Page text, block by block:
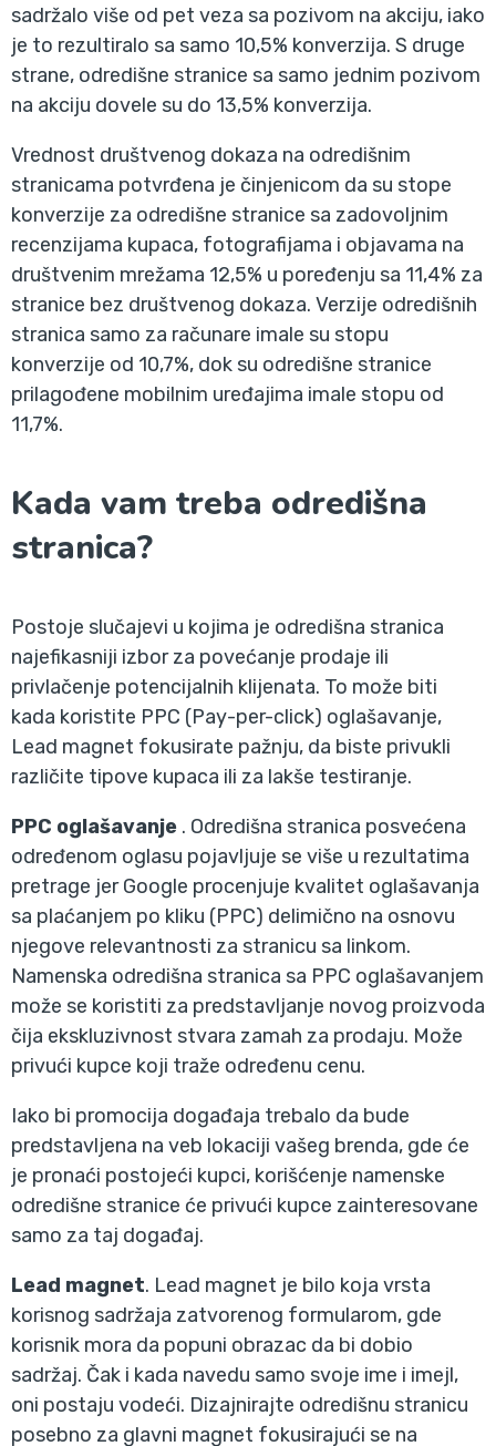
sadržalo više od pet veza sa pozivom na akciju, iako
je to rezultiralo sa samo 10,5% konverzija. S druge
strane, odredišne stranice sa samo jednim pozivom
na akciju dovele su do 13,5% konverzija.
Vrednost društvenog dokaza na odredišnim
stranicama potvrđena je činjenicom da su stope
konverzije za odredišne stranice sa zadovoljnim
recenzijama kupaca, fotografijama i objavama na
društvenim mrežama 12,5% u poređenju sa 11,4% za
stranice bez društvenog dokaza. Verzije odredišnih
stranica samo za računare imale su stopu
konverzije od 10,7%, dok su odredišne stranice
prilagođene mobilnim uređajima imale stopu od
11,7%.
Kada vam treba odredišna
stranica?
Postoje slučajevi u kojima je odredišna stranica
najefikasniji izbor za povećanje prodaje ili
privlačenje potencijalnih klijenata. To može biti
kada koristite PPC (Pay-per-click) oglašavanje,
Lead magnet fokusirate pažnju, da biste privukli
različite tipove kupaca ili za lakše testiranje.
PPC oglašavanje . Odredišna stranica posvećena
određenom oglasu pojavljuje se više u rezultatima
pretrage jer Google procenjuje kvalitet oglašavanja
sa plaćanjem po kliku (PPC) delimično na osnovu
njegove relevantnosti za stranicu sa linkom.
Namenska odredišna stranica sa PPC oglašavanjem
može se koristiti za predstavljanje novog proizvoda
čija ekskluzivnost stvara zamah za prodaju. Može
privući kupce koji traže određenu cenu.
Iako bi promocija događaja trebalo da bude
predstavljena na veb lokaciji vašeg brenda, gde će
je pronaći postojeći kupci, korišćenje namenske
odredišne stranice će privući kupce zainteresovane
samo za taj događaj.
Lead magnet. Lead magnet je bilo koja vrsta
korisnog sadržaja zatvorenog formularom, gde
korisnik mora da popuni obrazac da bi dobio
sadržaj. Čak i kada navedu samo svoje ime i imejl,
oni postaju vodeći. Dizajnirajte odredišnu stranicu
posebno za glavni magnet fokusirajući se na